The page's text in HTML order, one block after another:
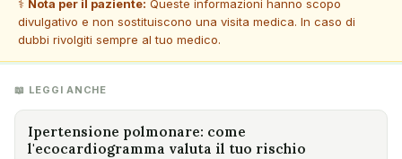
⚕️ Nota per il paziente: Queste informazioni hanno scopo
divulgativo e non sostituiscono una visita medica. In caso di
dubbi rivolgiti sempre al tuo medico.
📖 LEGGI ANCHE
Ipertensione polmonare: come
l'ecocardiogramma valuta il tuo rischio